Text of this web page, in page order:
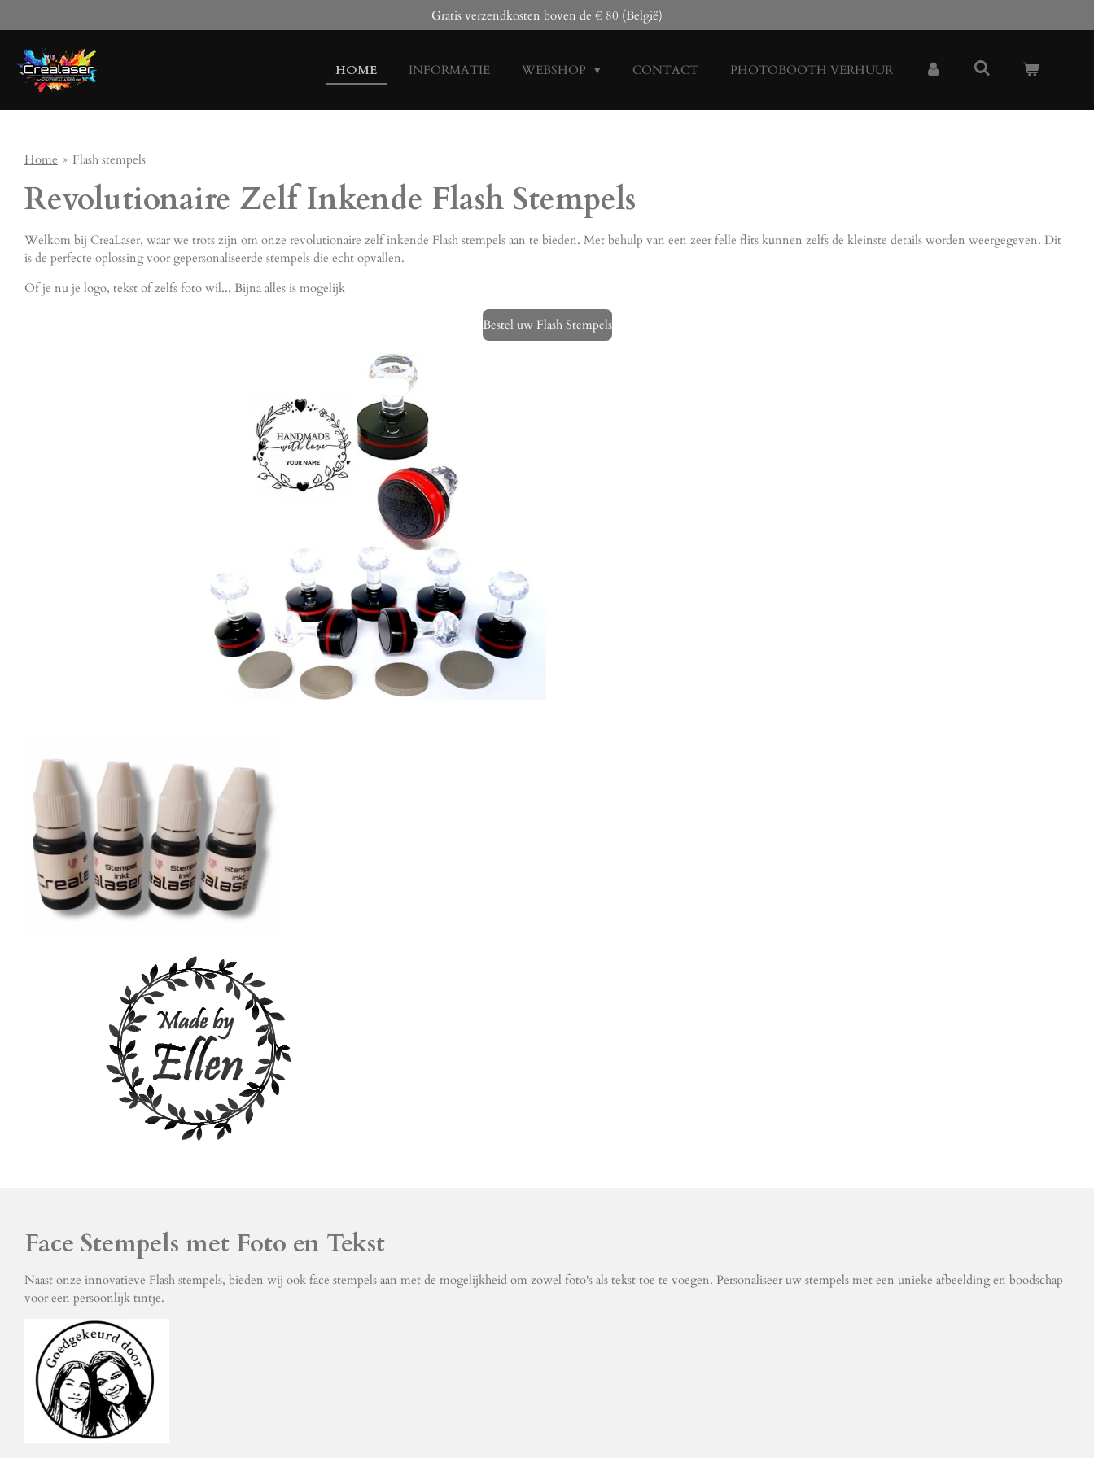
direct
naar
de
hoofdinhoud
Gratis verzendkosten boven de € 80 (België)
HOME INFORMATIE WEBSHOP CONTACT PHOTOBOOTH VERHUUR
Home » Flash stempels
Revolutionaire Zelf Inkende Flash Stempels
Welkom bij CreaLaser, waar we trots zijn om onze revolutionaire zelf inkende Flash stempels aan te bieden. Met behulp van een zeer felle flits kunnen zelfs de kleinste details worden weergegeven. Dit
is de perfecte oplossing voor gepersonaliseerde stempels die echt opvallen.
Of je nu je logo, tekst of zelfs foto wil... Bijna alles is mogelijk
Bestel uw Flash Stempels
Face Stempels met Foto en Tekst
Naast onze innovatieve Flash stempels, bieden wij ook face stempels aan met de mogelijkheid om zowel foto's als tekst toe te voegen. Personaliseer uw stempels met een unieke afbeelding en boodschap
voor een persoonlijk tintje.